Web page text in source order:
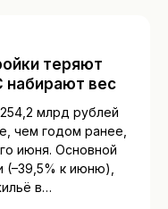
теряют
набирают вес
млрд рублей
чем годом ранее,
июня. Основной
(–39,5% к июню),
в…